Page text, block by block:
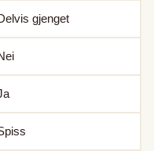
gjenget